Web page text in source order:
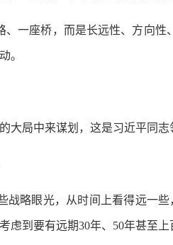
座桥，而是长远性、方向性
。
局中来谋划，这是习近平同志
略眼光，从时间上看得远一些
到要有远期30年、50年甚至上